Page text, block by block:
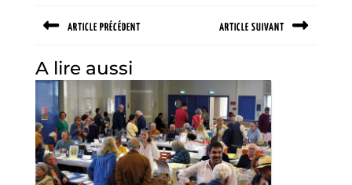
de
l’article
ARTICLE PRÉCÉDENT
Previous
post:
ARTICLE SUIVANT
post:
A lire aussi